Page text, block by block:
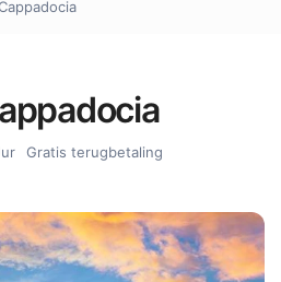
Gratis terugbetaling